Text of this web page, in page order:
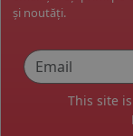
și noutăți.
This site